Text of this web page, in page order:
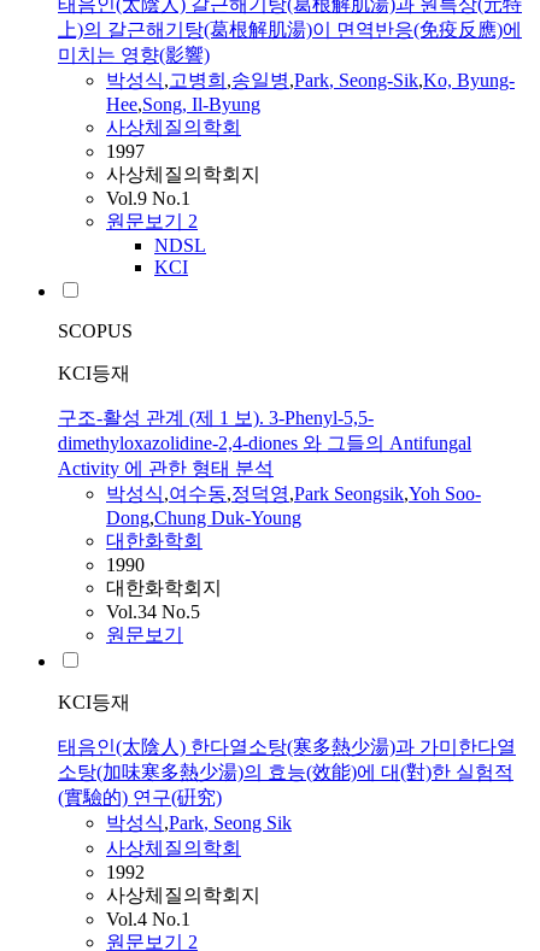
태음인(太陰人) 갈근해기탕(葛根解肌湯)과 원특상(元特
上)의 갈근해기탕(葛根解肌湯)이 면역반응(免疫反應)에
미치는 영향(影響)
박성식,고병희 ,송일병,Park, Seong-Sik,Ko, Byung-
Hee,Song, Il-Byung
사상체질의학회
1997
사상체질의학회지
Vol.9 No.1
원문보기 2
NDSL
KCI
SCOPUS
KCI등재
구조-활성 관계 (제 1 보). 3-Phenyl-5,5-
dimethyloxazolidine-2,4-diones 와 그들의 Antifungal
Activity 에 관한 형태 분석
박성식,여수동,정덕영,Park Seongsik,Yoh Soo-
Dong,Chung Duk-Young
대한화학회
1990
대한화학회지
Vol.34 No.5
원문보기
KCI등재
태음인(太陰人) 한다열소탕(寒多熱少湯)과 가미한다열
소탕(加味寒多熱少湯)의 효능(效能)에 대(對)한 실험적
(實驗的) 연구(硏究)
박성식,Park, Seong Sik
사상체질의학회
1992
사상체질의학회지
Vol.4 No.1
원문보기 2